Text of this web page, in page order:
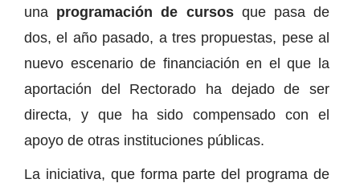
una programación de cursos que pasa de
dos, el año pasado, a tres propuestas, pese al
nuevo escenario de financiación en el que la
aportación del Rectorado ha dejado de ser
directa, y que ha sido compensado con el
apoyo de otras instituciones públicas.
La iniciativa, que forma parte del programa de